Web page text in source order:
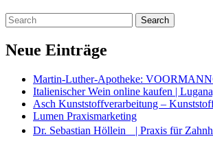
Neue Einträge
Martin-Luther-Apotheke:
Italienischer Wein online kaufen |
Asch Kunststoffverarbeitung –
Lumen Praxismarketing
Dr. Sebastian Höllein | Praxis für